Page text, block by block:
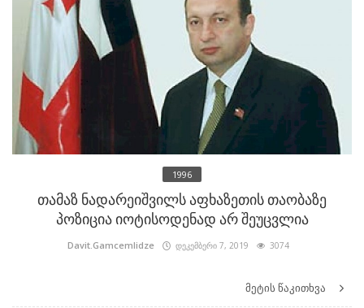
1996
თამაზ ნადარეიშვილს აფხაზეთის თაობაზე
პოზიცია იოტისოდენად არ შეუცვლია
Davit.Gamcemlidze დეკემბერი 7, 2019 3074
მეტის წაკითხვა